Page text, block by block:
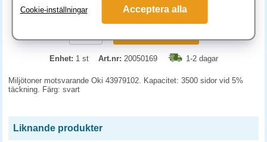
623.80 kr (inkl. moms)
Enhet: 1 st Art.nr: 20050169 1-2 dagar
Miljötoner motsvarande Oki 43979102. Kapacitet: 3500 sidor vid 5%
täckning. Färg: svart
Liknande produkter
Cookie-inställningar Acceptera alla